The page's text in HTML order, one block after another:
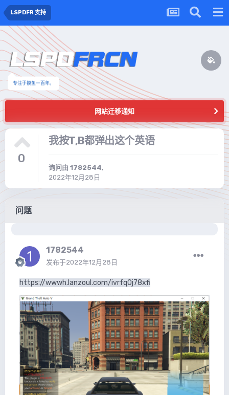
LSPDFR 支持
专注于摸鱼一百年。
网站迁移通知
0
我按T,B都弹出这个英语
询问由 1782544,
2022年12月28日
问题
1782544
发布于2022年12月28日
https://wwwh.lanzoul.com/ivrfq0j78xfi